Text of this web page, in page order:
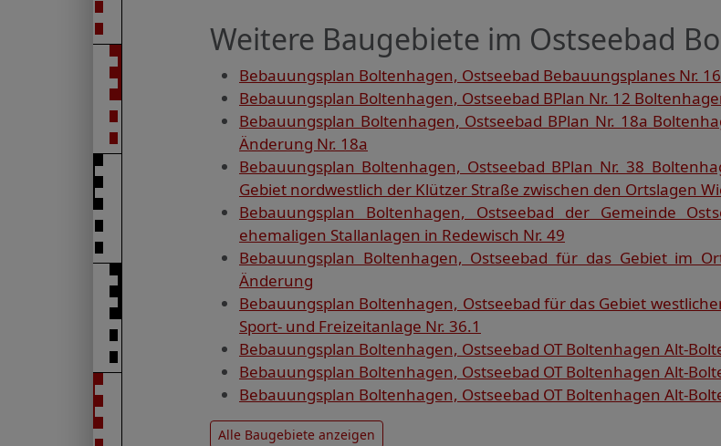
Weitere Baugebiete im Ostseebad
Bebauungsplan Boltenhagen, Ostseebad Bebauungsplanes Nr.
Bebauungsplan Boltenhagen, Ostseebad BPlan Nr. 12
Bebauungsplan Boltenhagen, Ostseebad BPlan Nr. 18a
Änderung Nr. 18a
Bebauungsplan Boltenhagen, Ostseebad BPlan Nr. 38
Gebiet nordwestlich der Klützer Straße zwischen den Ortslagen
Bebauungsplan Boltenhagen, Ostseebad der Gemeinde
ehemaligen Stallanlagen in Redewisch Nr. 49
Bebauungsplan Boltenhagen, Ostseebad für das Gebiet im
Änderung
Bebauungsplan Boltenhagen, Ostseebad für das Gebiet
Sport- und Freizeitanlage Nr. 36.1
Bebauungsplan Boltenhagen, Ostseebad OT Boltenhagen Alt-
Bebauungsplan Boltenhagen, Ostseebad OT Boltenhagen Alt-
Bebauungsplan Boltenhagen, Ostseebad OT Boltenhagen Alt-
Alle Baugebiete anzeigen